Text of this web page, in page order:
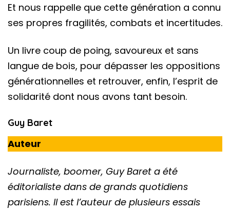
Et nous rappelle que cette génération a connu
ses propres fragilités, combats et incertitudes.
Un livre coup de poing, savoureux et sans
langue de bois, pour dépasser les oppositions
générationnelles et retrouver, enfin, l’esprit de
solidarité dont nous avons tant besoin.
Guy Baret
Auteur
Journaliste, boomer, Guy Baret a été
éditorialiste dans de grands quotidiens
parisiens. Il est l’auteur de plusieurs essais